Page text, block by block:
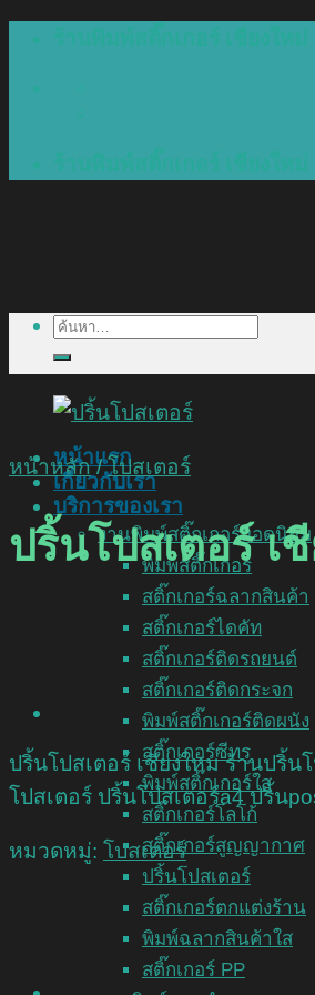
หน้าแรก
เกี่ยวกับเรา
บริการของเรา
งานพิมพ์สติ๊กเกอร์ยอดนิยม
พิมพ์สติ๊กเกอร์
สติ๊กเกอร์ฉลากสินค้า
สติ๊กเกอร์ไดคัท
สติ๊กเกอร์ติดรถยนต์
สติ๊กเกอร์ติดกระจก
พิมพ์สติ๊กเกอร์ติดผนัง
สติ๊กเกอร์ซีทรู
พิมพ์สติ๊กเกอร์ใส
สติ๊กเกอร์โลโก้
สติ๊กเกอร์สูญญากาศ
ปริ้นโปสเตอร์
สติ๊กเกอร์ตกแต่งร้าน
พิมพ์ฉลากสินค้าใส
สติ๊กเกอร์ PP
ค้นหา:
หน้าหลัก / โปสเตอร์
ปริ้นโปสเตอร์ เ
ปริ้นโปสเตอร์ เชียงใหม่ ร้านปริ้
โปสเตอร์ ปริ้นโปสเตอร์a4 ปริ้น
หมวดหมู่: โปสเตอร์